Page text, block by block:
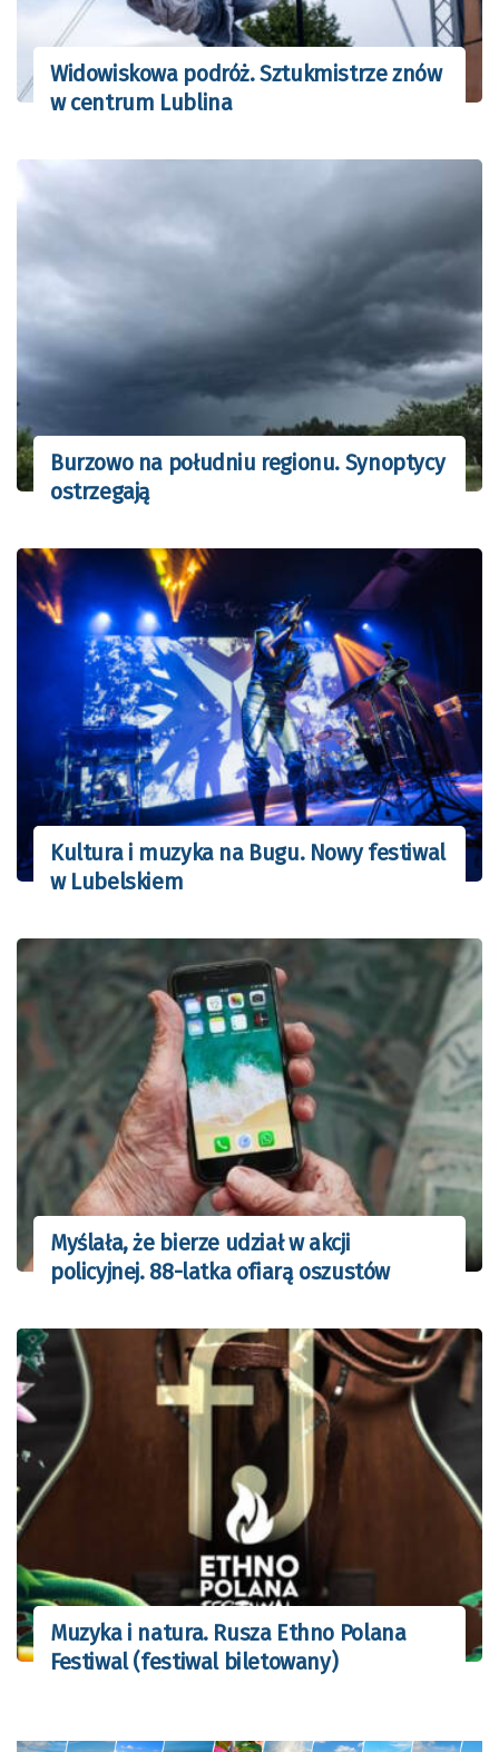
Widowiskowa podróż. Sztukmistrze znów
w centrum Lublina
Burzowo na południu regionu. Synoptycy
ostrzegają
Kultura i muzyka na Bugu. Nowy festiwal
w Lubelskiem
Myślała, że bierze udział w akcji
policyjnej. 88-latka ofiarą oszustów
Muzyka i natura. Rusza Ethno Polana
Festiwal (festiwal biletowany)